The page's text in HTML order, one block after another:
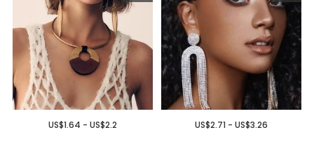
US$1.64 - US$2.2 US$2.71 - US$3.26